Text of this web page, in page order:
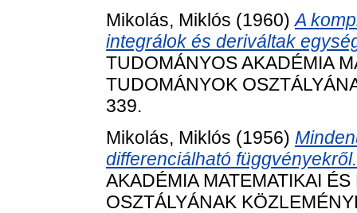
Mikolás, Miklós (1960)A
integrálok és deriváltak
TUDOMÁNYOS AKADÉMIA
TUDOMÁNYOK
339.
Mikolás, Miklós (1956)
differenciálható függvényekről.
AKADÉMIA MATEMATIKAI
OSZTÁLYÁNAK